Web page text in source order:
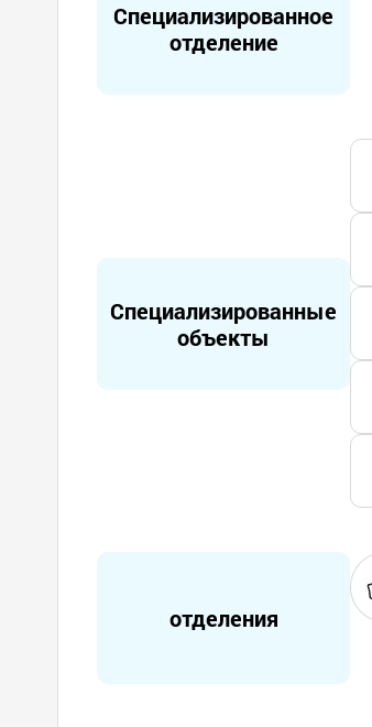
Специализированное
отделение
Специализированные
объекты
отделения